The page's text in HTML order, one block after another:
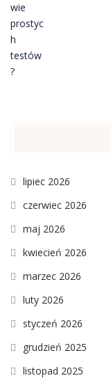
lipiec 2026
czerwiec 2026
maj 2026
kwiecień 2026
marzec 2026
luty 2026
styczeń 2026
grudzień 2025
listopad 2025